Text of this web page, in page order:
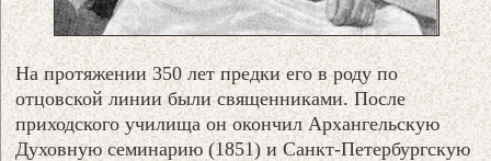
На протяжении 350 лет предки его в роду по
отцовской линии были священниками. После
приходского училища он окончил Архангельскую
Духовную семинарию (1851) и Санкт-Петербургскую